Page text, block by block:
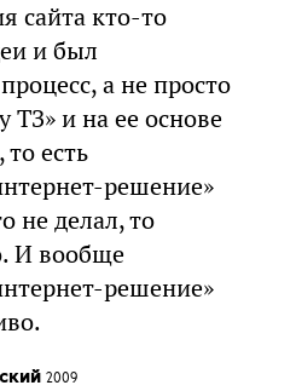
сайта кто-то
и был
а не просто
ТЗ» и на ее основе
есть
решение»
не делал, то
И вообще
решение»
2009